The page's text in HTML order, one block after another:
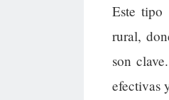
Este tipo
rural,
son
efectivas